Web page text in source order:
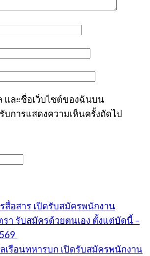
และชื่อเว็บไซต์ของฉันบน
บการแสดงความเห็นครั้งถัดไป
สื่อสาร เปิดรับสมัครพนักงาน
รา รับสมัครด้วยตนเอง ตั้งแต่บัดนี้ –
เรือนทหารบก เปิดรับสมัครพนักงาน